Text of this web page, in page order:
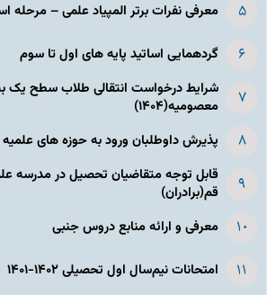
معرفی نفرات برتر المپیاد علمی – مرحله
گردهمایی اساتید پایه های اول تا سوم
شرایط درخواست انتقالی طلاب سطح یک
معصومیه(۱۴۰۴)
پذیرش داوطلبان ورود به حوزه های علمیه ١۴٠۵-١۴٠۴
قابل توجه متقاضیان تحصیل در مدرسه
قم(برادران)
معرفی و ارائه منابع دروس جنبی
امتحانات نیم‌سال اول تحصیلی ۱۴۰۲-۱۴۰۱